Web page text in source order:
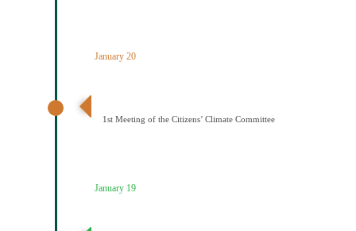
January 20
1st Meeting of the Citizens’ Climate Committee
January 19